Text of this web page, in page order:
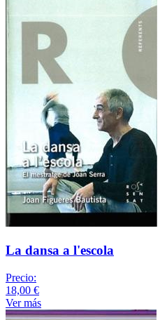
La dansa a l'escola
Precio:
18,00 €
Ver más